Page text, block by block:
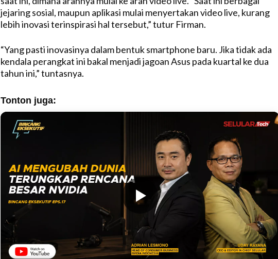
jejaring sosial, maupun aplikasi mulai menyertakan video live, kurang
lebih inovasi terinspirasi hal tersebut,” tutur Firman.
“Yang pasti inovasinya dalam bentuk smartphone baru. Jika tidak ada
kendala perangkat ini bakal menjadi jagoan Asus pada kuartal ke dua
tahun ini,” tuntasnya.
Tonton juga: